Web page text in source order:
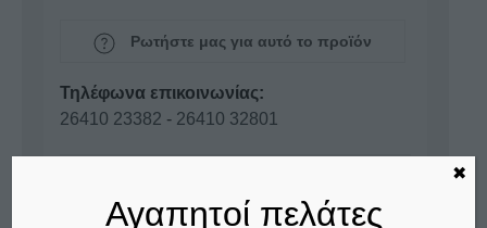
Ρωτήστε μας για αυτό το προϊόν
Τηλέφωνα επικοινωνίας:
26410 23382 - 26410 32801
Αγαπητοί πελάτες
✖